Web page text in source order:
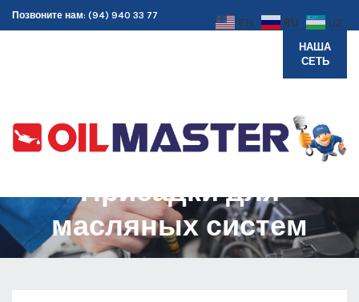
Позвоните нам: (94) 940 33 77
НАША
СЕТЬ
Присадки для
масляных систем
EN RU UZ